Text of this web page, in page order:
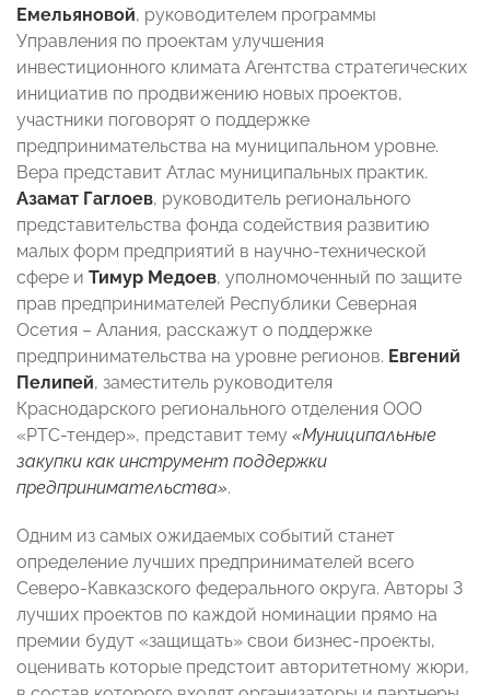
Емельяновой, руководителем программы
Управления по проектам улучшения
инвестиционного климата Агентства стратегических
инициатив по продвижению новых проектов,
участники поговорят о поддержке
предпринимательства на муниципальном уровне.
Вера представит Атлас муниципальных практик.
Азамат Гаглоев, руководитель регионального
представительства фонда содействия развитию
малых форм предприятий в научно-технической
сфере и Тимур Медоев, уполномоченный по защите
прав предпринимателей Республики Северная
Осетия – Алания, расскажут о поддержке
предпринимательства на уровне регионов. Евгений
Пелипей, заместитель руководителя
Краснодарского регионального отделения ООО
«РТС-тендер», представит тему «Муниципальные
закупки как инструмент поддержки
предпринимательства».
Одним из самых ожидаемых событий станет
определение лучших предпринимателей всего
Северо-Кавказского федерального округа. Авторы 3
лучших проектов по каждой номинации прямо на
премии будут «защищать» свои бизнес-проекты,
оценивать которые предстоит авторитетному жюри,